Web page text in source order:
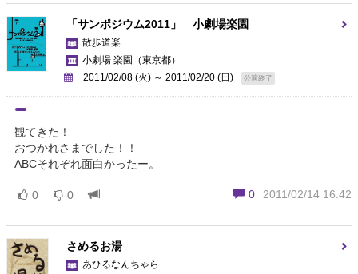
「サンポジウム2011」 小劇場楽園
散歩道楽
小劇場 楽園 （東京都）
2011/02/08 (火) ～ 2011/02/20 (日)
公演終了
観てきた！
おつかれさまでした！！
ABCそれぞれ面白かったー。
0 2011/02/14 16:42
0 0
さめるお湯
あひるなんちゃら